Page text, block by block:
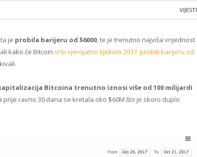
VIJESTI
je probila barijeru od $6000, te je trenutno najviša vrijednost
kako će Bitcoin vrlo vjerojatno tijekom 2017 probiti barijeru od
Bitcoina trenutno iznosi više od 100 milijardi
ravno 30 dana se kretala oko $60M što je skoro duplo